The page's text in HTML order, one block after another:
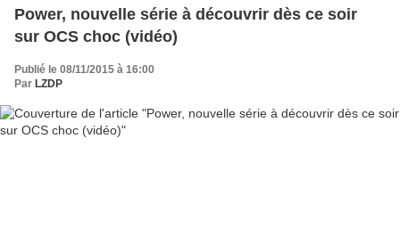
Power, nouvelle série à découvrir dès ce soir
sur OCS choc (vidéo)
Publié le 08/11/2015 à 16:00
Par LZDP